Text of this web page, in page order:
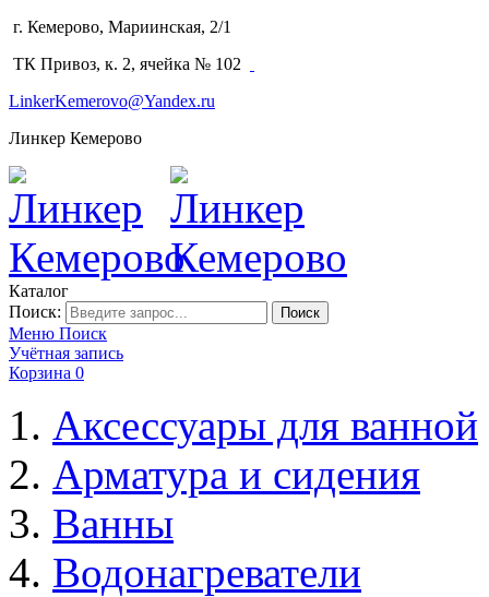
г. Кемерово, Мариинская, 2/1
ТК Привоз, к. 2, ячейка № 102
LinkerKemerovo@Yandex.ru
Линкер Кемерово
Каталог
Поиск:
Поиск
Меню Поиск
Учётная запись
Корзина 0
Аксессуары для ванной
Арматура и сидения
Ванны
Водонагреватели